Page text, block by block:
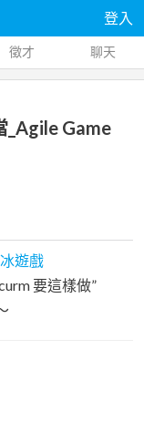
登入
徵才 聊天
_Agile Game
遊戲
要這樣做”